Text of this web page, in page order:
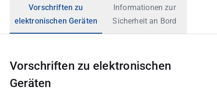
Vorschriften zu
elektronischen Geräten
Informationen zur
Sicherheit an Bord
Vorschriften zu elektronischen
Geräten